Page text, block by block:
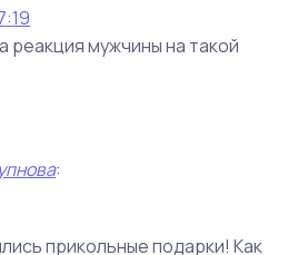
реакция мужчины на такой
:
прикольные подарки! Как